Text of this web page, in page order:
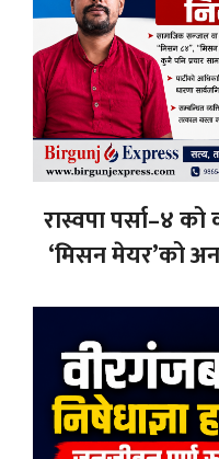
रास्वपा पर्सा–४
‘मिसन मेयर’को